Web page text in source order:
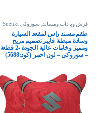
فرش وبادات ومساند ,سوزوكى Suzuki
طقم مسند راس لمقعد السيارة
وسادة مبطنة فايبر تصميم مريح
ومميز وخامات عالية الجودة -2 قطعة
– سوزوكى – لون احمر (كود:5688)